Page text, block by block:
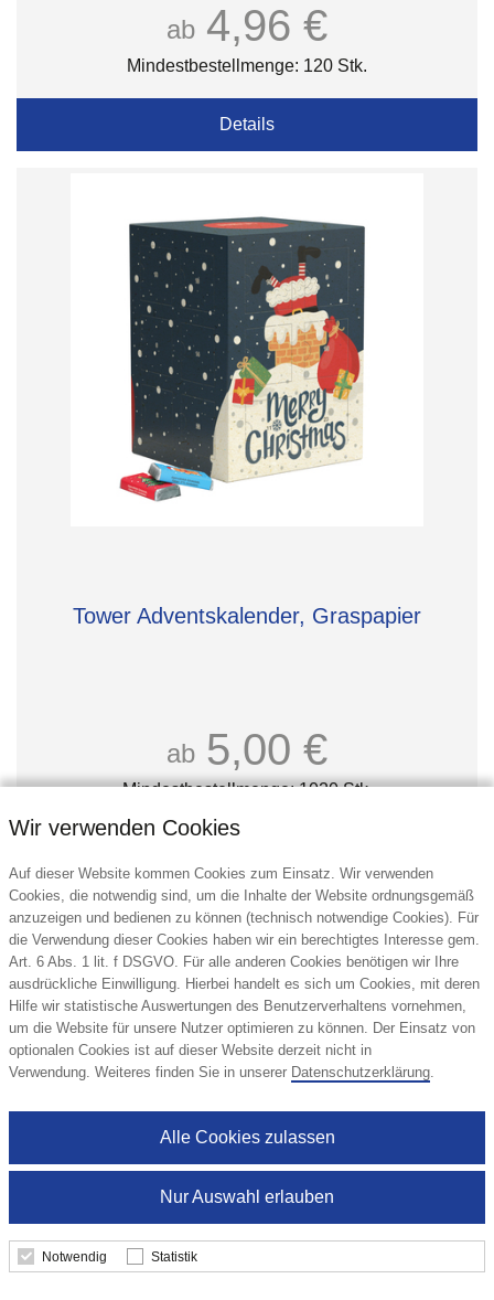
ab 4,96 €
Mindestbestellmenge: 120 Stk.
Details
Tower Adventskalender, Graspapier
ab 5,00 €
Mindestbestellmenge: 1020 Stk.
Wir verwenden Cookies
Auf dieser Website kommen Cookies zum Einsatz. Wir verwenden
Cookies, die notwendig sind, um die Inhalte der Website ordnungsgemäß
anzuzeigen und bedienen zu können (technisch notwendige Cookies). Für
die Verwendung dieser Cookies haben wir ein berechtigtes Interesse gem.
Art. 6 Abs. 1 lit. f DSGVO. Für alle anderen Cookies benötigen wir Ihre
ausdrückliche Einwilligung. Hierbei handelt es sich um Cookies, mit deren
Hilfe wir statistische Auswertungen des Benutzerverhaltens vornehmen,
um die Website für unsere Nutzer optimieren zu können. Der Einsatz von
optionalen Cookies ist auf dieser Website derzeit nicht in
Verwendung. Weiteres finden Sie in unserer Datenschutzerklärung.
Nur Auswahl erlauben
Alle Cookies zulassen
Notwendig Statistik